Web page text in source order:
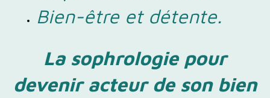
Bien-être et détente.
La sophrologie pour
devenir acteur de son bien